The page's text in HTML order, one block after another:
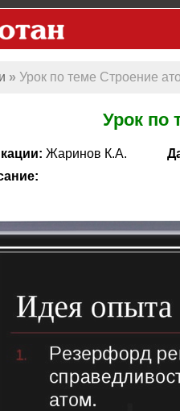
Урок по теме Строение
Урок по
Жаринов К.А.